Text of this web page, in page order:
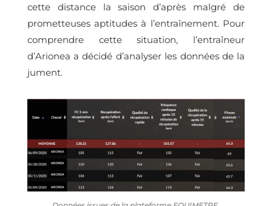
cette distance la saison d’après malgré de
prometteuses aptitudes à l’entraînement. Pour
comprendre cette situation, l’entraîneur
d’Arionea a décidé d’analyser les données de la
jument.